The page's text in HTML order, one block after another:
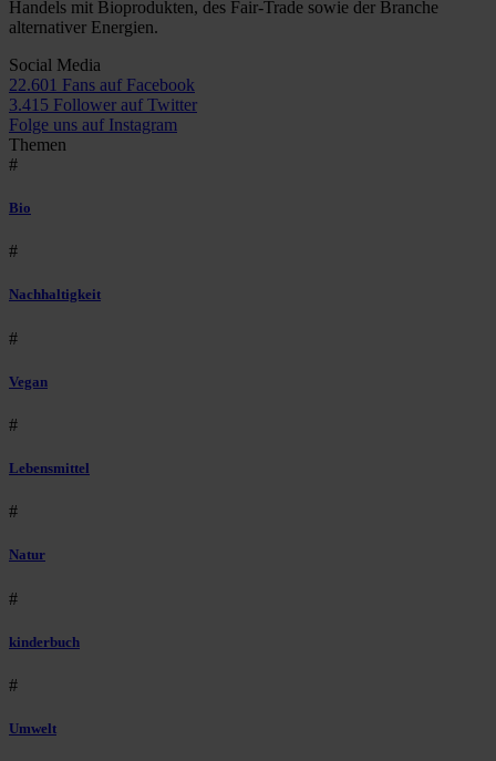
Handels mit Bioprodukten, des Fair-Trade sowie der Branche
alternativer Energien.
Social Media
22.601 Fans auf Facebook
3.415 Follower auf Twitter
Folge uns auf Instagram
Themen
#
Bio
#
Nachhaltigkeit
#
Vegan
#
Lebensmittel
#
Natur
#
kinderbuch
#
Umwelt